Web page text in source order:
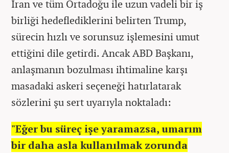
İran ve tüm Ortadoğu ile uzun vadeli bir iş
birliği hedeflediklerini belirten Trump,
sürecin hızlı ve sorunsuz işlemesini umut
ettiğini dile getirdi. Ancak ABD Başkanı,
anlaşmanın bozulması ihtimaline karşı
masadaki askeri seçeneği hatırlatarak
sözlerini şu sert uyarıyla noktaladı:
"Eğer bu süreç işe yaramazsa, umarım
bir daha asla kullanılmak zorunda